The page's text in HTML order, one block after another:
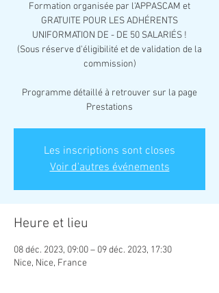
Formation organisée par l'APPASCAM et
GRATUITE POUR LES ADHÉRENTS
UNIFORMATION DE - DE 50 SALARIÉS !
(Sous réserve d'éligibilité et de validation de la
commission)
Programme détaillé à retrouver sur la page
Prestations
Les inscriptions sont closes
Voir d'autres événements
Heure et lieu
08 déc. 2023, 09:00 – 09 déc. 2023, 17:30
Nice, Nice, France